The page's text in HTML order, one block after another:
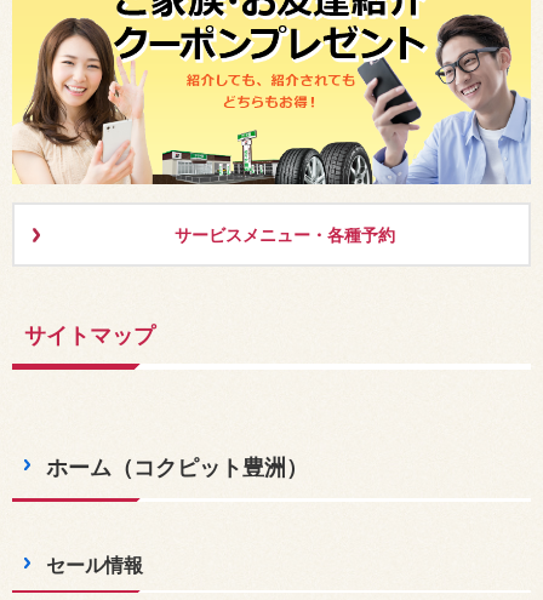
サービスメニュー・各種予約
サイトマップ
ホーム（コクピット豊洲）
セール情報